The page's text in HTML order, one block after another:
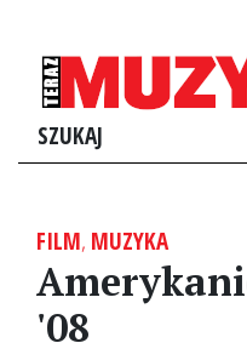
SZUKAJ
FILM, MUZYKA
'08